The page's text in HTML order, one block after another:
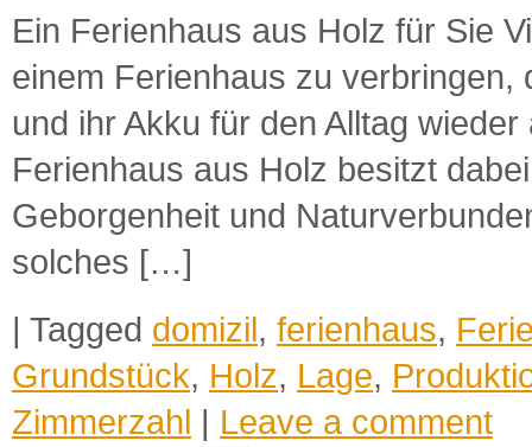
Ein Ferienhaus aus Holz für Sie
einem Ferienhaus zu
und ihr Akku für den Alltag
Ferienhaus aus Holz besitzt
Geborgenheit und
solches […]
| Tagged domizil, ferienhaus,
Grundstück, Holz, Lage,
Zimmerzahl | Leave a comment